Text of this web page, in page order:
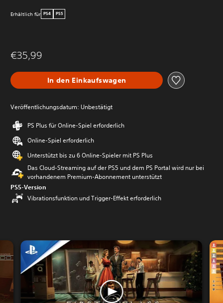
Erhältlich für PS4 PS5
€35,99
In den Einkaufswagen
Veröffentlichungsdatum: Unbestätigt
PS Plus für Online-Spiel erforderlich
Online-Spiel erforderlich
Unterstützt bis zu 6 Online-Spieler mit PS Plus
Das Cloud-Streaming auf der PS5 und dem PS Portal wird nur bei
vorhandenem Premium-Abonnement unterstützt
PS5-Version
Vibrationsfunktion und Trigger-Effekt erforderlich